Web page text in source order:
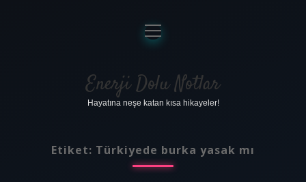
Anasayfa
Gizlilik Politikası
Yasal Uyarı
menüyü
aç
Enerji Dolu Notlar
Hayatına neşe katan kısa hikayeler!
Etiket: Türkiyede burka yasak mı